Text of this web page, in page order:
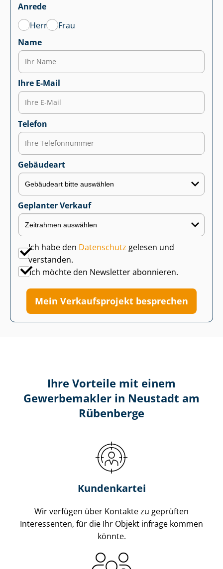
Anrede
Herr
Frau
Name
Ihre E-Mail
Telefon
Gebäudeart
Geplanter Verkauf
Ich habe den Datenschutz gelesen und
verstanden.
Ich möchte den Newsletter abonnieren.
Mein Verkaufsprojekt besprechen
Ihre Vorteile mit einem
Gewerbemakler in Neustadt am
Rübenberge
Kundenkartei
Wir verfügen über Kontakte zu geprüften
Interessenten, für die Ihr Objekt infrage kommen
könnte.